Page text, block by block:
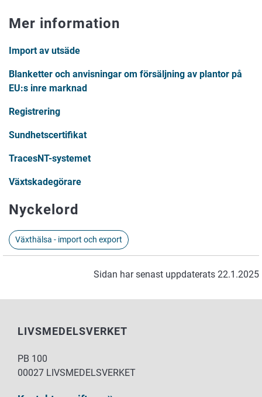
Mer information
Import av utsäde
Blanketter och anvisningar om försäljning av plantor på
EU:s inre marknad
Registrering
Sundhetscertifikat
TracesNT-systemet
Växtskadegörare
Nyckelord
Växthälsa - import och export
Sidan har senast uppdaterats 22.1.2025
LIVSMEDELSVERKET
PB 100
00027 LIVSMEDELSVERKET